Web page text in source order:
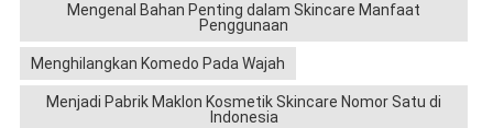
Mengenal Bahan Penting dalam Skincare Manfaat
Penggunaan
Menghilangkan Komedo Pada Wajah
Menjadi Pabrik Maklon Kosmetik Skincare Nomor Satu di
Indonesia